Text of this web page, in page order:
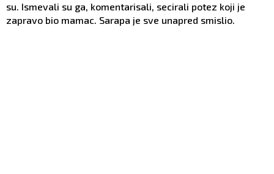
su. Ismevali su ga, komentarisali, secirali potez koji je
zapravo bio mamac. Sarapa je sve unapred smislio.